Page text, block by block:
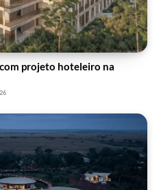
projeto hoteleiro na